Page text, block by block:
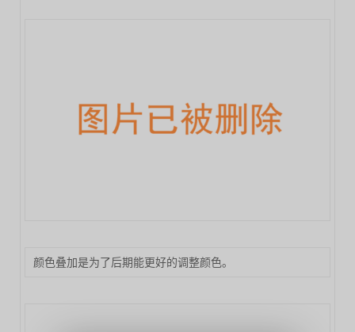
颜色叠加是为了后期能更好的调整颜色。